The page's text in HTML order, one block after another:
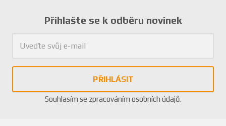
Přihlašte se k odběru novinek
PŘIHLÁSIT
Souhlasím se zpracováním osobních údajů.